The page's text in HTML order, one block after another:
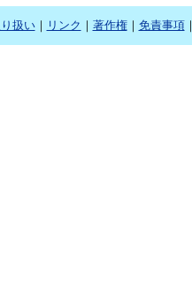
扱い｜ リンク ｜ 著作権｜ 免責事項｜